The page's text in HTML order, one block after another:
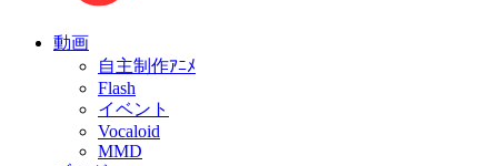
個人制作アニメを中心とした動画紹介ブログ
動画
自主制作ｱﾆﾒ
Flash
イベント
Vocaloid
MMD